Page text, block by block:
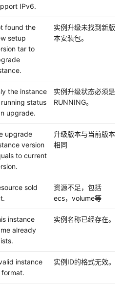
IPv6.
found the
setup
tar to
实例升级未找到新版
本安装包。
the instance
status
upgrade.
实例升级状态必须是
RUNNING。
upgrade
version
to current
升级版本与当前版本
相同
sold
资源不足，包括
ecs，volume等
instance
already
实例名称已经存在。
instance
format.
实例ID的格式无效。